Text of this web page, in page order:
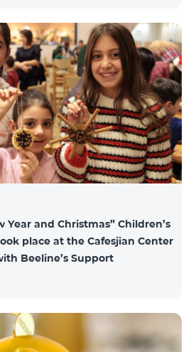
- 29 драм/мин, 1 МБ
а для коротких сообщений -
действующих до этого
нести продолжительный
в Арцахе согласно
между
по регулированию
Year and Christmas” Children’s
place at the Cafesjian Center
Beeline’s Support